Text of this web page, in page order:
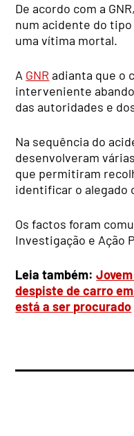
De acordo com a
num acidente do
uma vítima mortal.
A GNR adianta que o
interveniente
das autoridades e
Na sequência do
desenvolveram
que permitiram
identificar o alegado
Os factos foram
Investigação e Ação
Leia também:
despiste de carro
está a ser procurado